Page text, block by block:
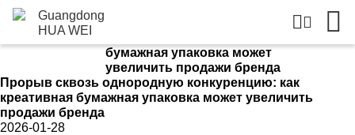
новостная информация
Дом
Новости
бумажная упаковка может
увеличить продажи бренда
Прорыв сквозь однородную конкуренцию: как
креативная бумажная упаковка может увеличить
продажи бренда
2026-01-28